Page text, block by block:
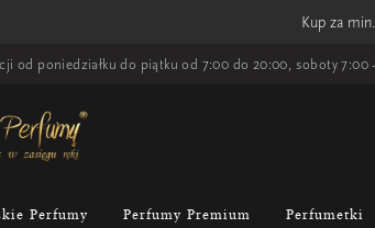
Kup za
od poniedziałku do piątku od 7:00 do 20:00, soboty 7:00 -
Perfumy Perfumy Premium Perfumetki